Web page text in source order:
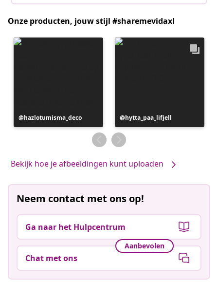
Onze producten, jouw stijl #sharemevidaxl
Bericht
gepubliceerd
hazlotumisma_deco
Bericht
gepubliceerd
door
hytta_paa_lifjell
Bekijk hoe je afbeeldingen kunt uploaden
Neem contact met ons op!
Ga naar het Hulpcentrum
Aanbevolen
Chat met ons